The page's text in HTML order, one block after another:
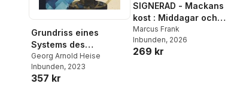
Grundriss eines
Systems des
gemeinen Civilrechts
zum Beruf von
Pandecten-
Georg Arnold Heise
Inbunden, 2023
357 kr
SIGNERAD - Mackans
kost : Middagar och
matlådor
Marcus Frank
Inbunden, 2026
269 kr